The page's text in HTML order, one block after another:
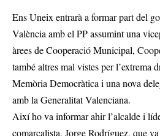
Ens Uneix entrarà a formar part del
València amb el PP assumint una
àrees de Cooperació Municipal,
també altres mal vistes per l’extrema
Memòria Democràtica i una nova
amb la Generalitat Valenciana.
Així ho va informar ahir l’alcalde i
comarcalista, Jorge Rodríguez, que